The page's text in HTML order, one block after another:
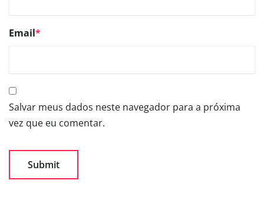
Email*
Salvar meus dados neste navegador para a próxima
vez que eu comentar.